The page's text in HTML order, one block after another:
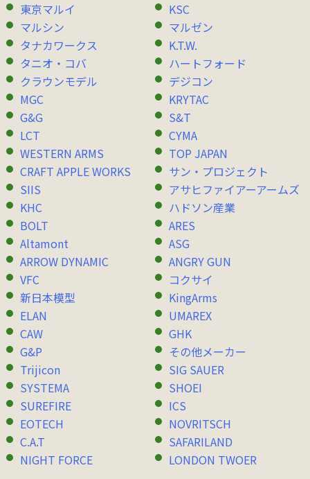
東京マルイ
KSC
マルシン
マルゼン
タナカワークス
K.T.W.
タニオ・コバ
ハートフォード
クラウンモデル
デジコン
MGC
KRYTAC
G&G
S&T
LCT
CYMA
WESTERN ARMS
TOP JAPAN
CRAFT APPLE WORKS
サン・プロジェクト
SIIS
アサヒファイアーアームズ
KHC
ハドソン産業
BOLT
ARES
Altamont
ASG
ARROW DYNAMIC
ANGRY GUN
VFC
コクサイ
新日本模型
KingArms
ELAN
UMAREX
CAW
GHK
G&P
その他メーカー
Trijicon
SIG SAUER
SYSTEMA
SHOEI
SUREFIRE
ICS
EOTECH
NOVRITSCH
C.A.T
SAFARILAND
NIGHT FORCE
LONDON TWOER